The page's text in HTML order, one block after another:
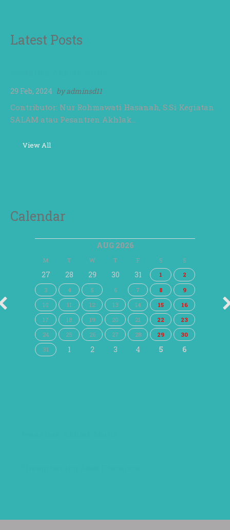
Latest Posts
29 Feb, 2024 byadminsd11
Contributor: Nur Rohmawati Hasanah, S.Si Kegiatan
SALAM atau Pesantren Akhlak…
View All
Calendar
AUG 2026
M T W T F S S
27 28 29 30 31 1
2
3
4 5 6 7 8
9
10
11 12 13 14 15
16
17
18 19 20 21 22
23
24
25 26 27 28 29
30
31
1 2 3 4 5 6